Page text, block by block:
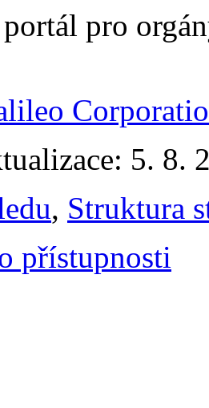
pro
5. 8.
, Struktura
přístupnosti